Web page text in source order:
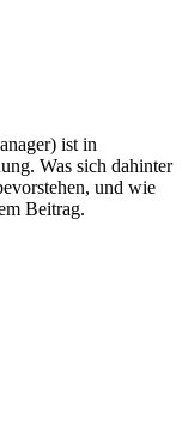
ist in
Was sich dahinter
und wie
Beitrag.